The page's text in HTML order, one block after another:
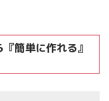
簡単に作れる』